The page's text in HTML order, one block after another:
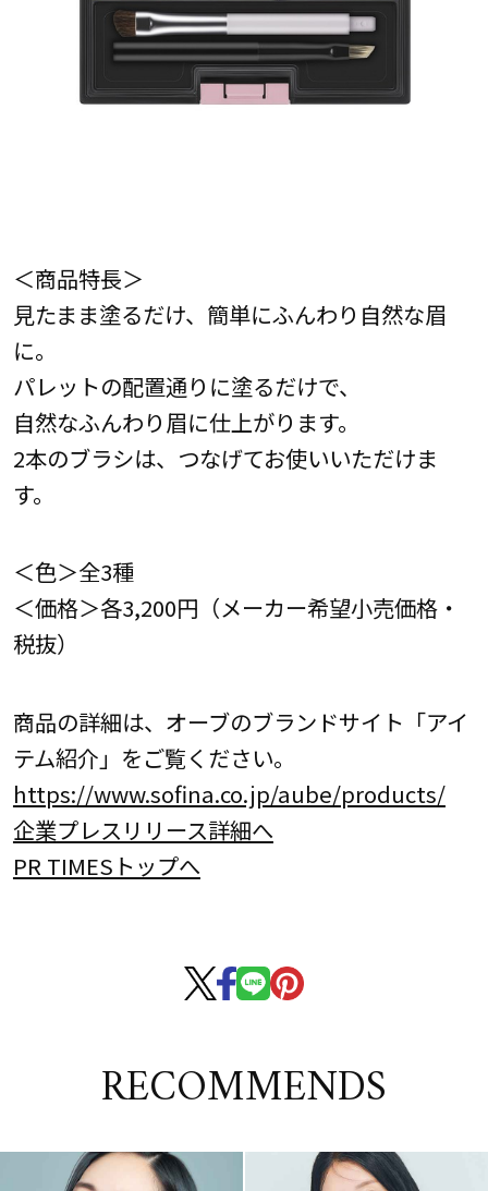
＜商品特長＞
見たまま塗るだけ、簡単にふんわり自然な眉
に。
パレットの配置通りに塗るだけで、
自然なふんわり眉に仕上がります。
2本のブラシは、つなげてお使いいただけま
す。
＜色＞全3種
＜価格＞各3,200円（メーカー希望小売価格・
税抜）
商品の詳細は、オーブのブランドサイト「アイ
テム紹介」をご覧ください。
https://www.sofina.co.jp/aube/products/
企業プレスリリース詳細へ
PR TIMESトップへ
RECOMMENDS